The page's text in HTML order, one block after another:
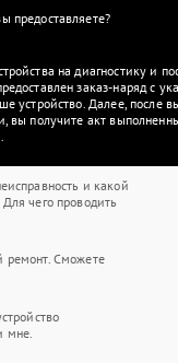
предоставляете?
на диагностику и
заказ-наряд с
устройство. Далее, после
вы получите акт
и какой
чего проводить
ремонт. Сможете
мне.